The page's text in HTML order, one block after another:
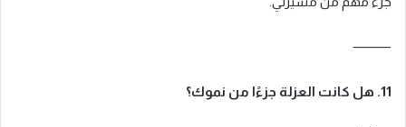
⸻
11. هل كانت العزلة جزءًا من نموك؟